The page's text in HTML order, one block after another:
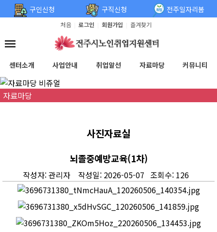
탑메뉴 바로가기
본문 바로가기
구인신청 구직신청 전주일자리봄
처음 로그인 회원가입 즐겨찾기
센터소개 사업안내 취업알선 자료마당 커뮤니티
자료마당
사진자료실
뇌졸중예방교육(1차)
작성자: 관리자 작성일: 2026-05-07 조회수: 126